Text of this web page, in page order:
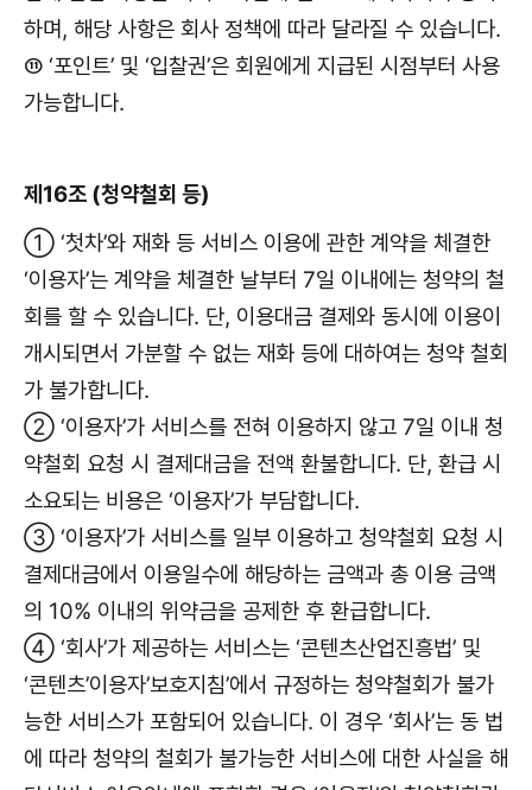
하며, 해당 사항은 회사 정책에 따라 달라질 수 있습니다.
⑪ ‘포인트’ 및 ‘입찰권’은 회원에게 지급된 시점부터 사용
가능합니다.
제16조 (청약철회 등)
① ‘첫차’와 재화 등 서비스 이용에 관한 계약을 체결한
‘이용자’는 계약을 체결한 날부터 7일 이내에는 청약의 철
회를 할 수 있습니다. 단, 이용대금 결제와 동시에 이용이
개시되면서 가분할 수 없는 재화 등에 대하여는 청약 철회
가 불가합니다.
② ‘이용자’가 서비스를 전혀 이용하지 않고 7일 이내 청
약철회 요청 시 결제대금을 전액 환불합니다. 단, 환급 시
소요되는 비용은 ‘이용자’가 부담합니다.
③ ‘이용자’가 서비스를 일부 이용하고 청약철회 요청 시
결제대금에서 이용일수에 해당하는 금액과 총 이용 금액
의 10% 이내의 위약금을 공제한 후 환급합니다.
④ ‘회사’가 제공하는 서비스는 ‘콘텐츠산업진흥법’ 및
‘콘텐츠’이용자’보호지침’에서 규정하는 청약철회가 불가
능한 서비스가 포함되어 있습니다. 이 경우 ‘회사’는 동 법
에 따라 청약의 철회가 불가능한 서비스에 대한 사실을 해